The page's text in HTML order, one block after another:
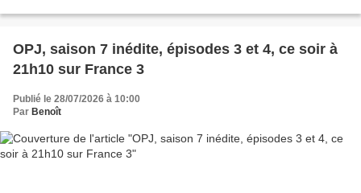
OPJ, saison 7 inédite, épisodes 3 et 4, ce soir à
21h10 sur France 3
Publié le 28/07/2026 à 10:00
Par Benoît